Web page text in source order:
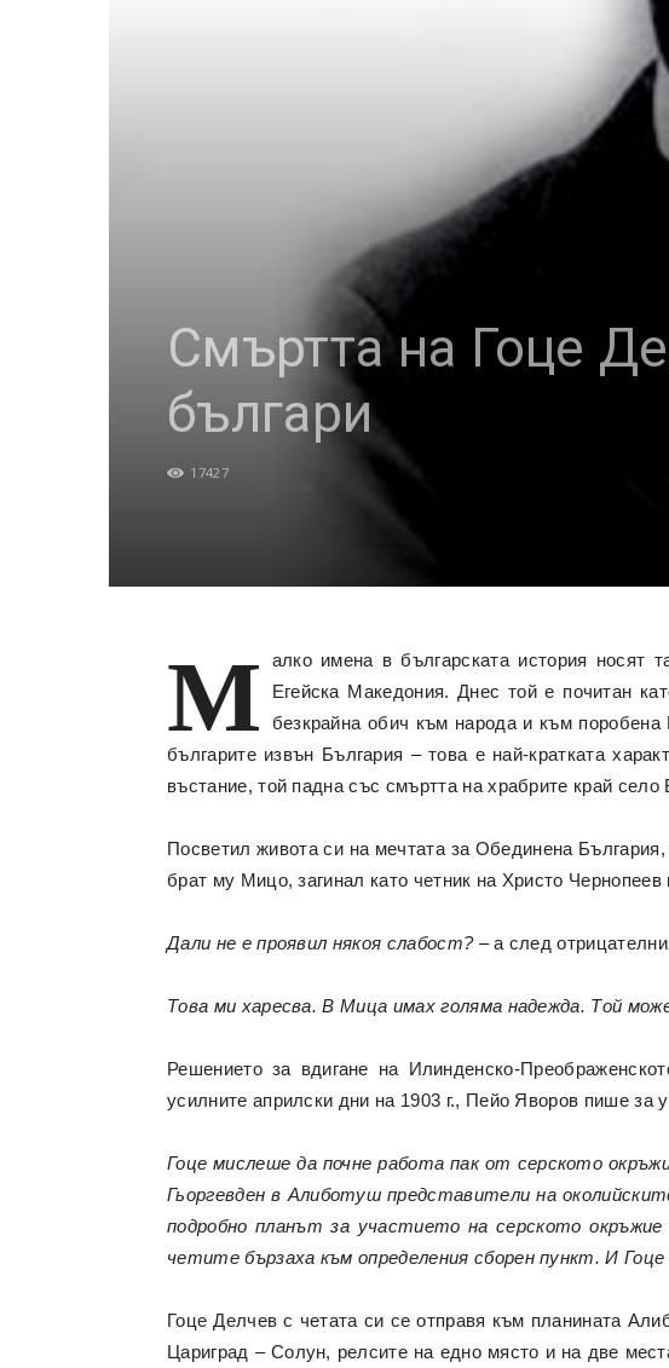
Смъртта на Гоце
българи
17427
М
алко имена в българската история носят
Егейска Македония. Днес той е почитан
безкрайна обич към народа и към
българите извън България – това е най-кратката
въстание, той падна със смъртта на храбрите край
Посветил живота си на мечтата за Обединена
брат му Мицо, загинал като четник на Христо
Дали не е проявил някоя слабост? –а след
Това ми харесва. В Мица имах голяма надежда. Той
Решението за вдигане на Илинденско-
усилните априлски дни на 1903 г., Пейо Яворов пише за
Гоце мислеше да почне работа пак от серското
Гьоргевден в Алиботуш представители на
подробно планът за участието на серското
четите бързаха към определения сборен пункт. И
Гоце Делчев с четата си се отправя към планината
Цариград – Солун, релсите на едно място и на две